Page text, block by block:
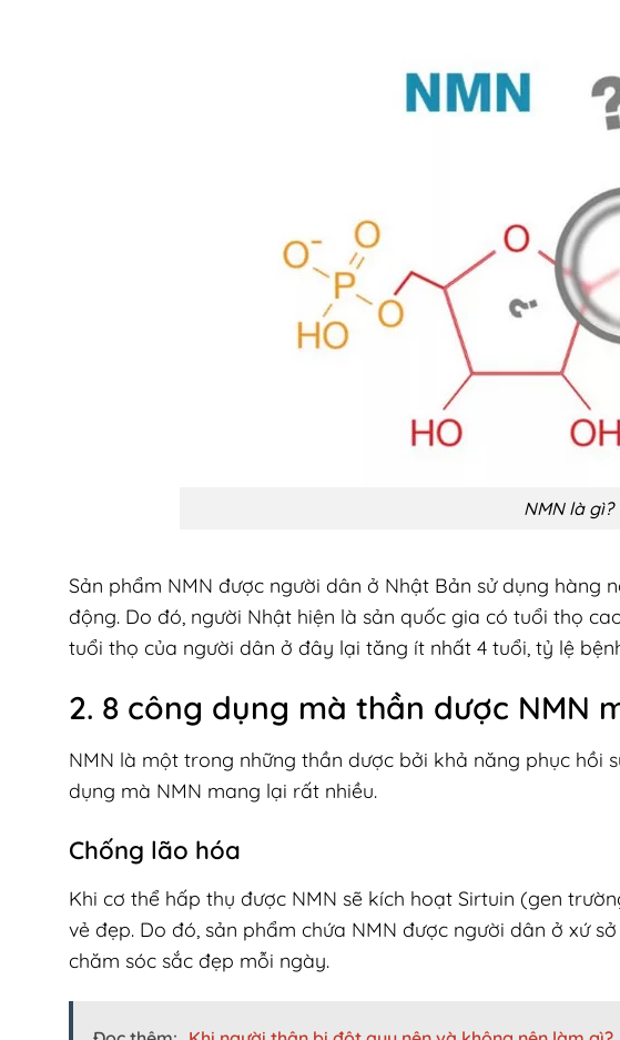
NMN là gì?
Sản phẩm NMN được người dân ở Nhật Bản sử dụng hàng
động. Do đó, người Nhật hiện là sản quốc gia có tuổi thọ
tuổi thọ của người dân ở đây lại tăng ít nhất 4 tuổi, tỷ lệ
2. 8 công dụng mà thần dược NMN
NMN là một trong những thần dược bởi khả năng phục hồi
dụng mà NMN mang lại rất nhiều.
Chống lão hóa
Khi cơ thể hấp thụ được NMN sẽ kích hoạt Sirtuin (gen
vẻ đẹp. Do đó, sản phẩm chứa NMN được người dân ở xứ
chăm sóc sắc đẹp mỗi ngày.